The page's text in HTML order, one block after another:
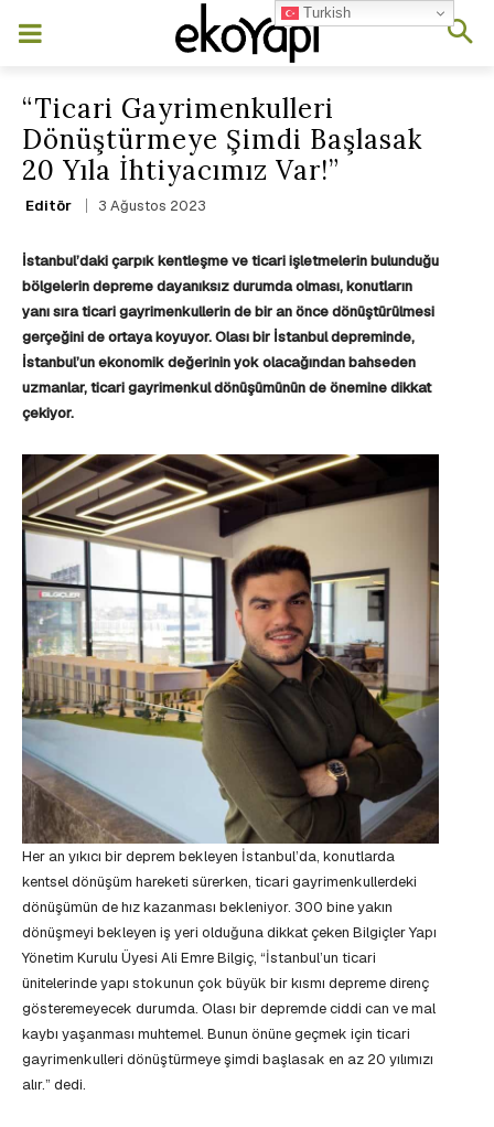
“Ticari Gayrimenkulleri
Dönüştürmeye Şimdi Başlasak
20 Yıla İhtiyacımız Var!”
Editör 3 Ağustos 2023
İstanbul’daki çarpık kentleşme ve ticari işletmelerin bulunduğu
bölgelerin depreme dayanıksız durumda olması, konutların
yanı sıra ticari gayrimenkullerin de bir an önce dönüştürülmesi
gerçeğini de ortaya koyuyor. Olası bir İstanbul depreminde,
İstanbul’un ekonomik değerinin yok olacağından bahseden
uzmanlar, ticari gayrimenkul dönüşümünün de önemine dikkat
çekiyor.
Her an yıkıcı bir deprem bekleyen İstanbul’da, konutlarda
kentsel dönüşüm hareketi sürerken, ticari gayrimenkullerdeki
dönüşümün de hız kazanması bekleniyor. 300 bine yakın
dönüşmeyi bekleyen iş yeri olduğuna dikkat çeken Bilgiçler Yapı
Yönetim Kurulu Üyesi Ali Emre Bilgiç, “İstanbul’un ticari
ünitelerinde yapı stokunun çok büyük bir kısmı depreme direnç
gösteremeyecek durumda. Olası bir depremde ciddi can ve mal
kaybı yaşanması muhtemel. Bunun önüne geçmek için ticari
gayrimenkulleri dönüştürmeye şimdi başlasak en az 20 yılımızı
alır.” dedi.
Turkish